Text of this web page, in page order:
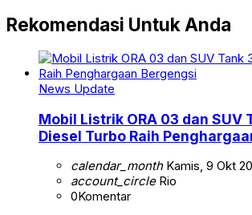
Rekomendasi Untuk Anda
News Update
Mobil Listrik ORA 03 dan SUV
Diesel Turbo Raih
calendar_monthKamis, 9 Okt
account_circleRio
0Komentar